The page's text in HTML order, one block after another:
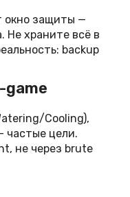
окно защиты —
Не храните всё в
backup
game
Cooling),
частые цели.
не через brute